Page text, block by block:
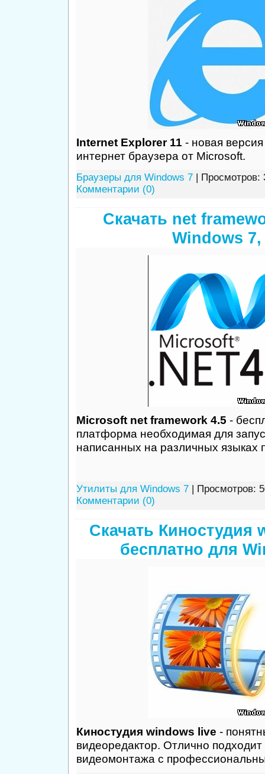
Internet Explorer 11 - новая
интернет браузера от Microsoft.
Браузеры для Windows 7| Просмотров:
Комментарии (0)
Скачать net
Windows 7,
Microsoft net framework 4.5 -
платформа необходимая для
написанных на различных языках
Утилиты для Windows 7| Просмотров:
Комментарии (0)
Скачать Киностудия
бесплатно для
Киностудия windows live -
видеоредактор. Отлично подходит
видеомонтажа с